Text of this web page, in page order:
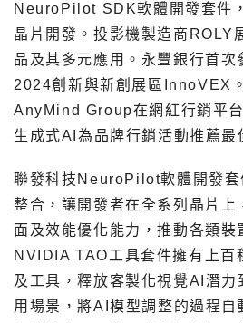
NeuroPilot SDK軟體開發套件
晶片開發。投影機製造商ROLY
品及其多元應用。永豐銀行首
2024創新與新創展區InnoVEX
AnyMind Group在網紅行銷平
生成式AI為品牌行銷活動推薦最
聯發科技NeuroPilot軟體開發
整合，讓開發者在全系列晶片上
面及效能優化能力，推動各類裝
NVIDIA TAO工具套件擁有上百
及工具，釋放客製化視覺AI潛力
用場景，將AI模型調整的過程自